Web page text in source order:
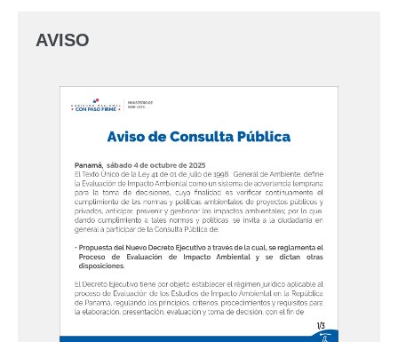
AVISO